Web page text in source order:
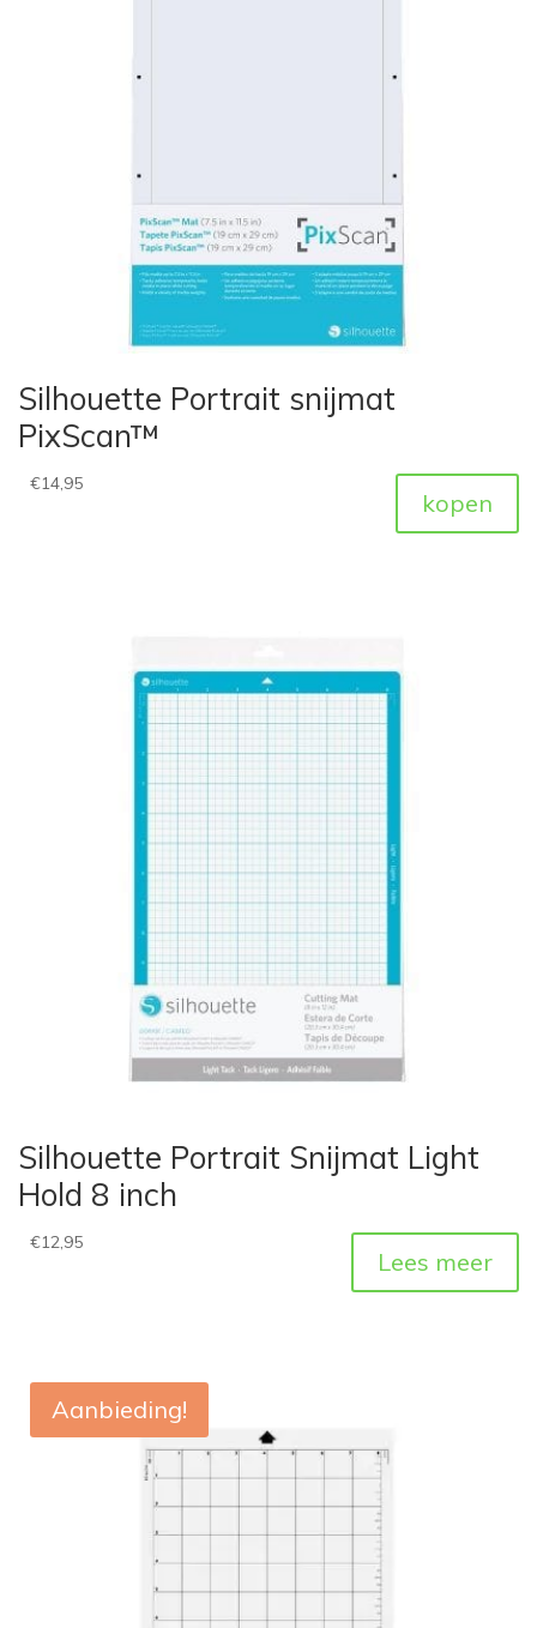
Silhouette Portrait snijmat
PixScan™
€14,95
kopen
Silhouette Portrait Snijmat Light
Hold 8 inch
€12,95
Lees meer
Aanbieding!